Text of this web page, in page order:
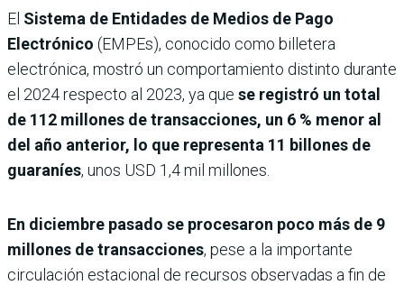
El Sistema de Entidades de Medios de Pago
Electrónico (EMPEs), conocido como billetera
electrónica, mostró un comportamiento distinto durante
el 2024 respecto al 2023, ya que se registró un total
de 112 millones de transacciones, un 6 % menor al
del año anterior, lo que representa 11 billones de
guaraníes, unos USD 1,4 mil millones.
En diciembre pasado se procesaron poco más de 9
millones de transacciones, pese a la importante
circulación estacional de recursos observadas a fin de